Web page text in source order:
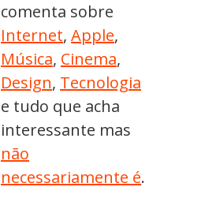
comenta sobre
Internet, Apple,
Música, Cinema,
Design, Tecnologia
e tudo que acha
interessante mas
não
necessariamente é.